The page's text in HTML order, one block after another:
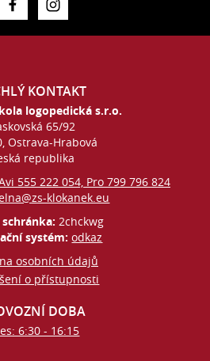
KONTAKT
logopedická s.r.o.
65/92
Ostrava-Hrabová
republika
555 222 054, Pro 799 796 824
klokanek.eu
schránka:2chckwg
systém:odkaz
osobních údajů
o přístupnosti
DOBA
6:30 - 16:15